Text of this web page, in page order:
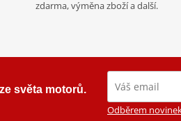
zdarma, výměna zboží a další.
světa motorů.
Odběrem